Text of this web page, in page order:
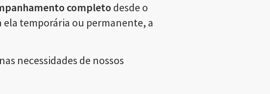
completo desde o
ela temporária ou permanente, a
necessidades de nossos